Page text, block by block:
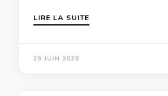
LIRE LA SUITE
29 JUIN 2026